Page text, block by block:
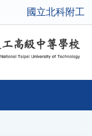
國立北科附工